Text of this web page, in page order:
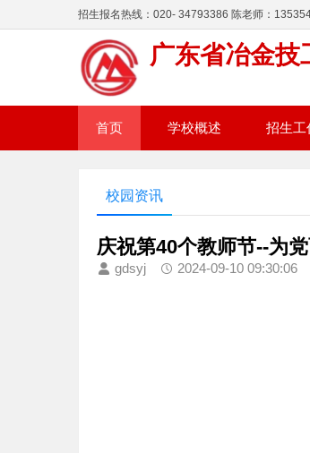
招生报名热线：020- 34793386 陈老师：
广东省冶金技
首页 学校概述 招生工
校园资讯
庆祝第40个教师节--为
gdsyj 2024-09-10 09:30:06